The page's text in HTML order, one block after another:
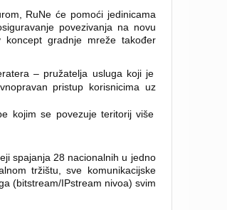
RuNe će pomoći jedinicama
povezivanja na novu
gradnje mreže također
– pružatelja usluga koji je
pristup korisnicima uz
kojim se povezuje teritorij više
spajanja 28 nacionalnih u jedno
tržištu, sve komunikacijske
(bitstream/IPstream nivoa) svim